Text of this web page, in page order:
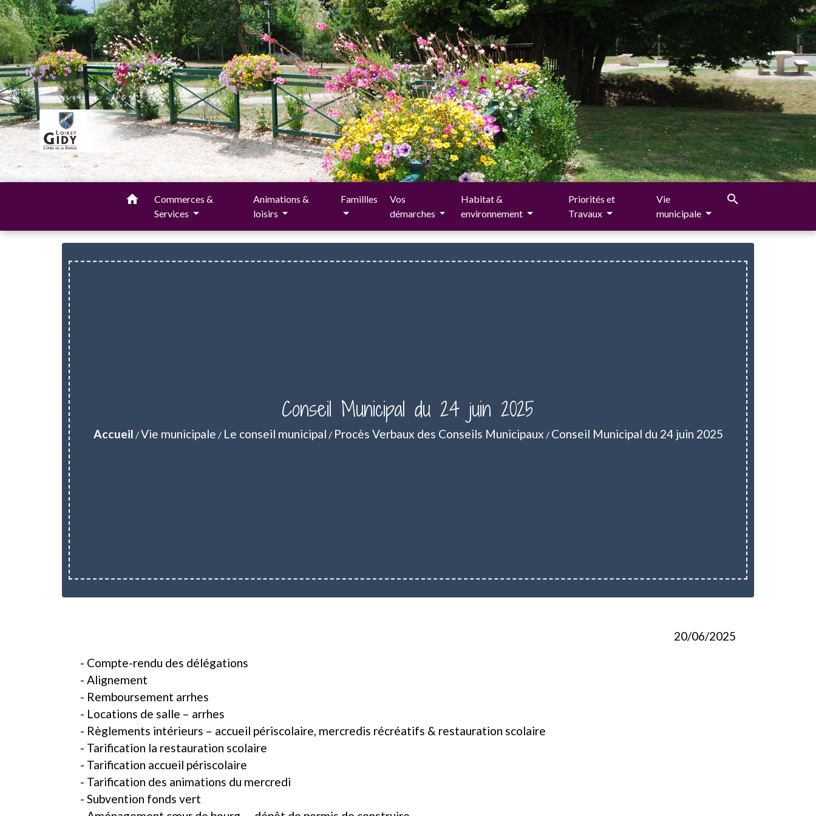
home
Commerces &
Services
Animations &
loisirs
Famillles
Vos
démarches
Habitat &
environnement
Priorités et
Travaux
Vie
municipale
search
Conseil Municipal du 24 juin 2025
Accueil /Vie municipale / Le conseil municipal / Procès Verbaux des Conseils Municipaux / Conseil Municipal du 24 juin 2025
20/06/2025
- Compte-rendu des délégations
- Alignement
- Remboursement arrhes
- Locations de salle – arrhes
- Règlements intérieurs – accueil périscolaire, mercredis récréatifs & restauration scolaire
- Tarification la restauration scolaire
- Tarification accueil périscolaire
- Tarification des animations du mercredi
- Subvention fonds vert